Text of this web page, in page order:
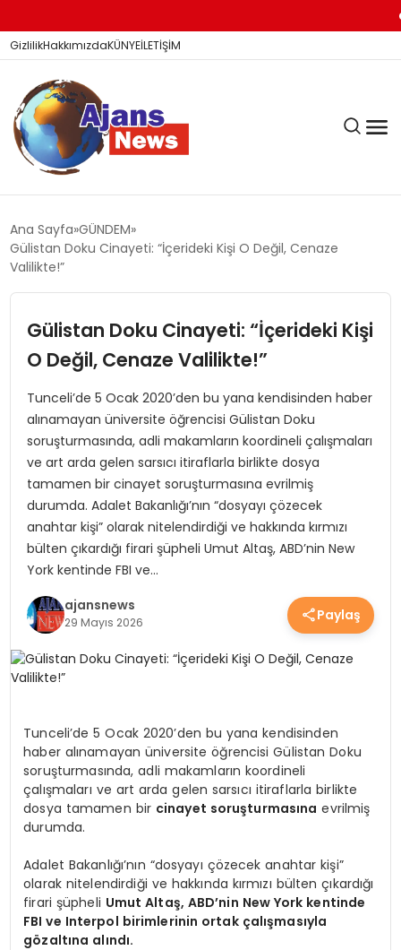
GizlilikHakkımızdaKÜNYEİLETİŞİM
KÖŞE YAZILARI
SİYASET
DÜNYA
YEREL HABERLER
EKONOMİ
EĞİTİM
GÜNDEM
SPOR
Ana Sayfa GÜNDEM
Gülistan Doku Cinayeti: “İçerideki Kişi O Değil, Cenaze
Valilikte!”
Gülistan Doku Cinayeti: “İçerideki Kişi
O Değil, Cenaze Valilikte!”
Tunceli’de 5 Ocak 2020’den bu yana kendisinden haber
alınamayan üniversite öğrencisi Gülistan Doku
soruşturmasında, adli makamların koordineli çalışmaları
ve art arda gelen sarsıcı itiraflarla birlikte dosya
tamamen bir cinayet soruşturmasına evrilmiş
durumda. Adalet Bakanlığı’nın “dosyayı çözecek
anahtar kişi” olarak nitelendirdiği ve hakkında kırmızı
bülten çıkardığı firari şüpheli Umut Altaş, ABD’nin New
York kentinde FBI ve…
ajansnews
29 Mayıs 2026 Paylaş
Tunceli’de 5 Ocak 2020’den bu yana kendisinden
haber alınamayan üniversite öğrencisi Gülistan Doku
soruşturmasında, adli makamların koordineli
çalışmaları ve art arda gelen sarsıcı itiraflarla birlikte
dosya tamamen bir cinayet soruşturmasına evrilmiş
durumda.
Adalet Bakanlığı’nın “dosyayı çözecek anahtar kişi”
olarak nitelendirdiği ve hakkında kırmızı bülten çıkardığı
firari şüpheli Umut Altaş, ABD’nin New York kentinde
FBI ve Interpol birimlerinin ortak çalışmasıyla
gözaltına alındı.